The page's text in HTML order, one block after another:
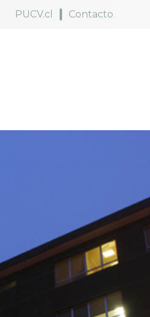
PUCV.cl Contacto